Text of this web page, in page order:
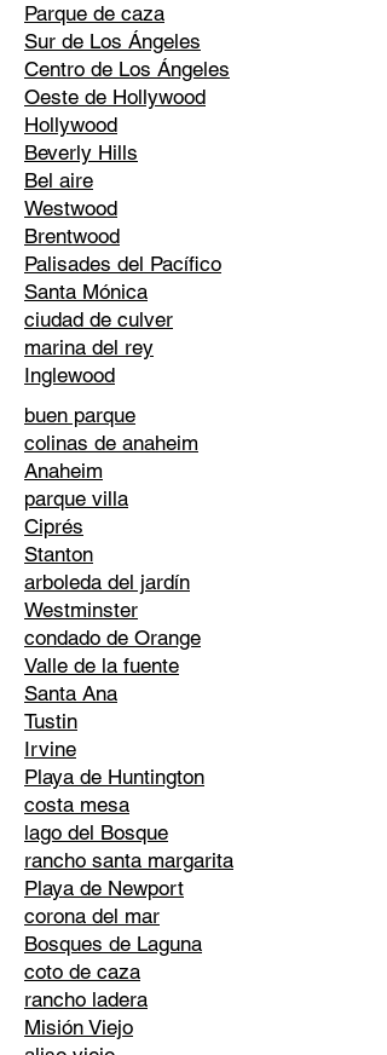
Parque de caza
Sur de Los Ángeles
Centro de Los Ángeles
Oeste de Hollywood
Hollywood
Beverly Hills
Bel aire
Westwood
Brentwood
Palisades del Pacífico
Santa Mónica
ciudad de culver
marina del rey
Inglewood
buen parque
colinas de anaheim
Anaheim
parque villa
Ciprés
Stanton
arboleda del jardín
Westminster
condado de Orange
Valle de la fuente
Santa Ana
Tustin
Irvine
Playa de Huntington
costa mesa
lago del Bosque
rancho santa margarita
Playa de Newport
corona del mar
Bosques de Laguna
coto de caza
rancho ladera
Misión Viejo